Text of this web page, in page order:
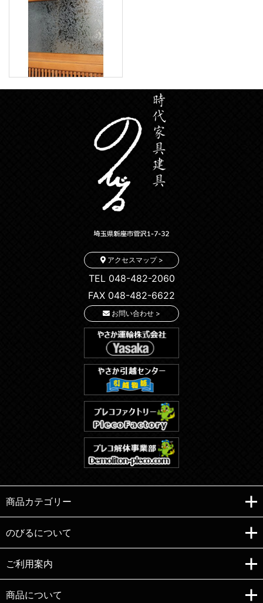
アクセスマップ >
TEL 048-482-2060
FAX 048-482-6622
お問い合わせ >
商品カテゴリー
のびるについて
ご利用案内
商品についてCopyright (C)e-nobiru All right reserved.